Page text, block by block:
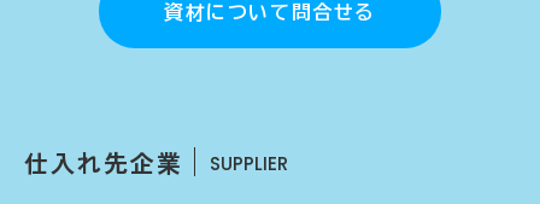
資材について問合せる
仕入れ先企業 SUPPLIER